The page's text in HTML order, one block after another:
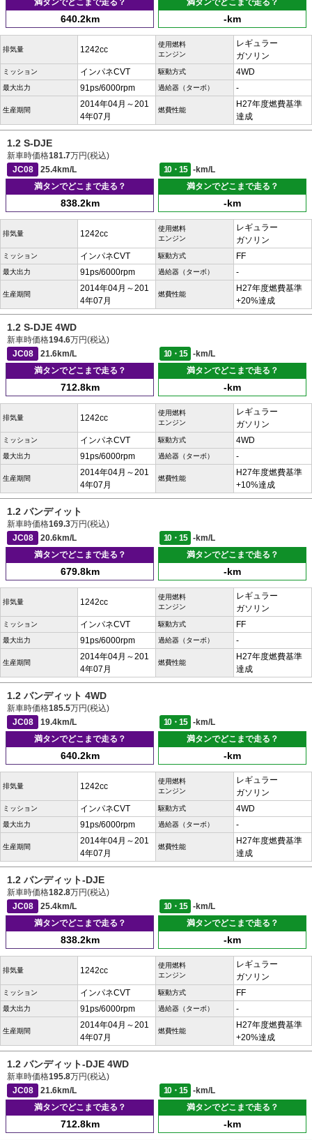
満タンでどこまで走る？
640.2km
満タンでどこまで走る？
-km
排気量 1242cc
使用燃料
エンジン
レギュラー
ガソリン
ミッション インパネCVT 駆動方式 4WD
最大出力 91ps/6000rpm 過給器（ターボ） -
生産期間
2014年04月～201
4年07月
燃費性能
H27年度燃費基準
達成
1.2 S-DJE
新車時価格181.7万円(税込)
JC08
25.4km/L 10・15
-km/L
満タンでどこまで走る？
838.2km
満タンでどこまで走る？
-km
排気量 1242cc
使用燃料
エンジン
レギュラー
ガソリン
ミッション インパネCVT 駆動方式 FF
最大出力 91ps/6000rpm 過給器（ターボ） -
生産期間
2014年04月～201
4年07月
燃費性能
H27年度燃費基準
+20%達成
1.2 S-DJE 4WD
新車時価格194.6万円(税込)
JC08
21.6km/L 10・15
-km/L
満タンでどこまで走る？
712.8km
満タンでどこまで走る？
-km
排気量 1242cc
使用燃料
エンジン
レギュラー
ガソリン
ミッション インパネCVT 駆動方式 4WD
最大出力 91ps/6000rpm 過給器（ターボ） -
生産期間
2014年04月～201
4年07月
燃費性能
H27年度燃費基準
+10%達成
1.2 バンディット
新車時価格169.3万円(税込)
JC08
20.6km/L 10・15
-km/L
満タンでどこまで走る？
679.8km
満タンでどこまで走る？
-km
排気量 1242cc
使用燃料
エンジン
レギュラー
ガソリン
ミッション インパネCVT 駆動方式 FF
最大出力 91ps/6000rpm 過給器（ターボ） -
生産期間
2014年04月～201
4年07月
燃費性能
H27年度燃費基準
達成
1.2 バンディット 4WD
新車時価格185.5万円(税込)
JC08
19.4km/L 10・15
-km/L
満タンでどこまで走る？
640.2km
満タンでどこまで走る？
-km
排気量 1242cc
使用燃料
エンジン
レギュラー
ガソリン
ミッション インパネCVT 駆動方式 4WD
最大出力 91ps/6000rpm 過給器（ターボ） -
生産期間
2014年04月～201
4年07月
燃費性能
H27年度燃費基準
達成
1.2 バンディット-DJE
新車時価格182.8万円(税込)
JC08
25.4km/L 10・15
-km/L
満タンでどこまで走る？
838.2km
満タンでどこまで走る？
-km
排気量 1242cc
使用燃料
エンジン
レギュラー
ガソリン
ミッション インパネCVT 駆動方式 FF
最大出力 91ps/6000rpm 過給器（ターボ） -
生産期間
2014年04月～201
4年07月
燃費性能
H27年度燃費基準
+20%達成
1.2 バンディット-DJE 4WD
新車時価格195.8万円(税込)
JC08
21.6km/L 10・15
-km/L
満タンでどこまで走る？
712.8km
満タンでどこまで走る？
-km